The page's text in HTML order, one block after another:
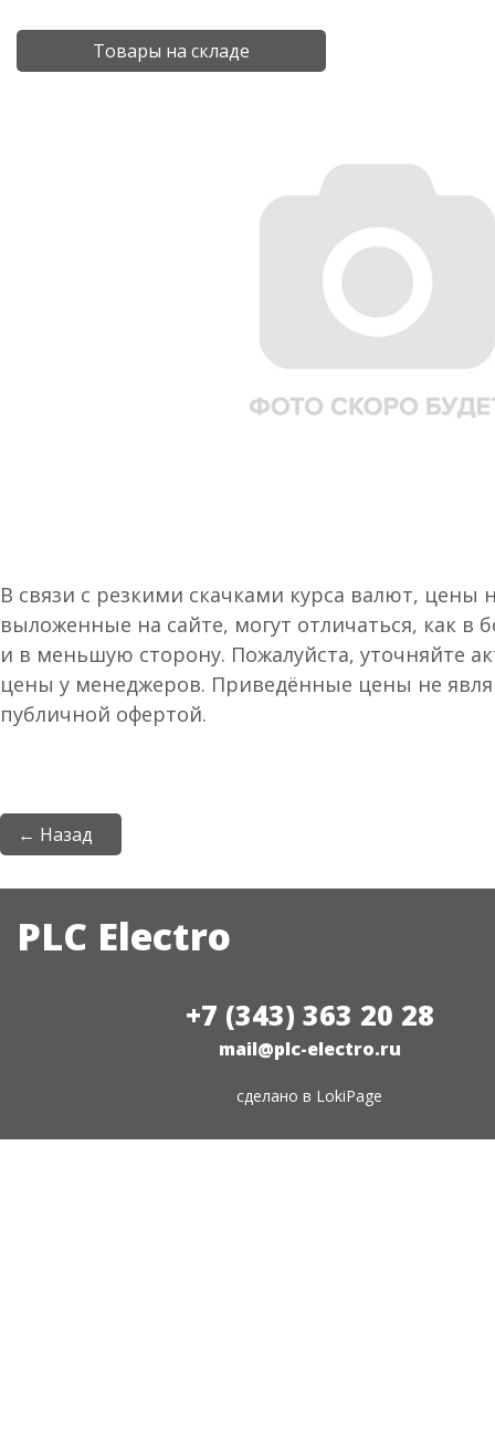
Товары на складе
В связи с резкими скачками курса валют, цены
выложенные на сайте, могут отличаться, как в
и в меньшую сторону. Пожалуйста, уточняйте
цены у менеджеров. Приведённые цены не
публичной офертой.
← Назад
PLC Electro
+7 (343) 363 20 28
mail@plc-electro.ru
сделано в LokiPage